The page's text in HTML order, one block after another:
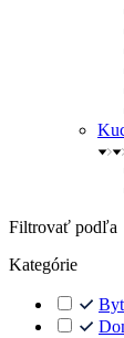
Filtrovať podľa
Kategórie